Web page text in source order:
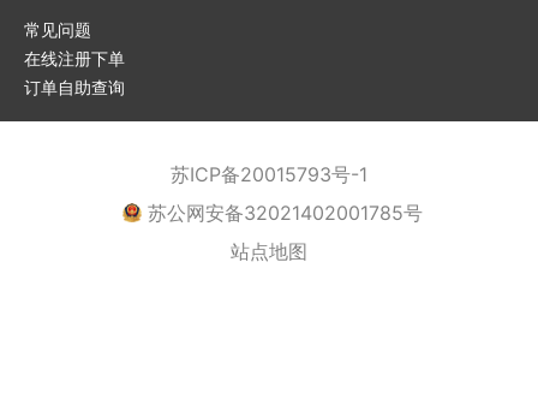
常见问题
在线注册下单
订单自助查询
苏ICP备20015793号-1
苏公网安备32021402001785号
站点地图